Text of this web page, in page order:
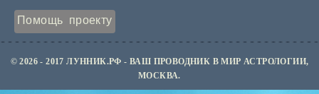
Помощь проекту
© 2026 - 2017 ЛУННИК.РФ - ВАШ ПРОВОДНИК В МИР АСТРОЛОГИИ,
МОСКВА.